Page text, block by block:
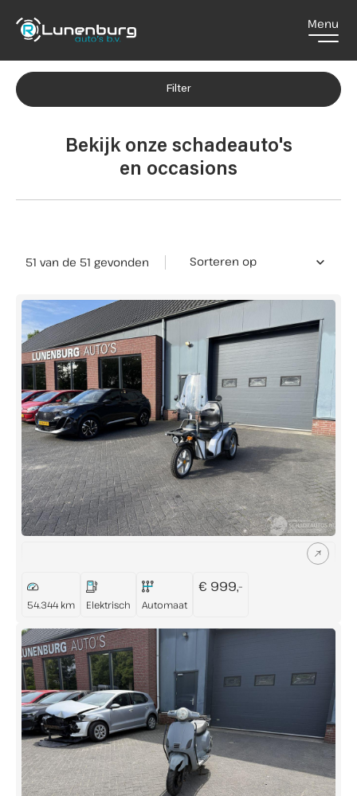
Menu
Home
Aanbod
Diensten
Over ons
Contact
Direct contact
Contact
+31 (0)73 503 36 94
info@lunenburgautos.nl
Sassenheimseweg 64
5258 HL Berlicum
Ma t/m Vr:
08:00 - 17:00
Zaterdag:
09:00 - 12:00
Zondag:
Gesloten
Buiten openingstijden eventueel op afspraak
mogelijk
Let op: in juli en augustus op zaterdag gesloten
(enkel op afspraak geopend)
Bekijk onze schadeauto's
en occasions
Filter
Filters
Merk
Merk
Elektrisch 1 Diesel 8 Benzine
51 van de 51 gevonden Sorteren op
54.344 km Elektrisch Automaat
€ 999,-